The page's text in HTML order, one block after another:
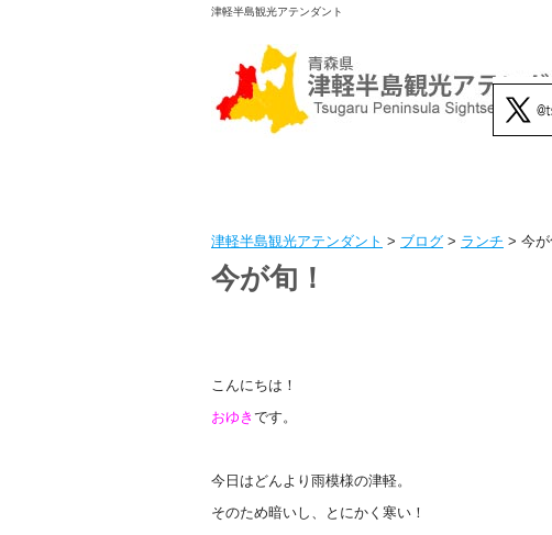
津軽半島観光アテンダント
津軽半島観光アテンダント > ブログ > ランチ > 今が
今が旬！
こんにちは！
おゆき です。
今日はどんより雨模様の津軽。
そのため暗いし、とにかく寒い！